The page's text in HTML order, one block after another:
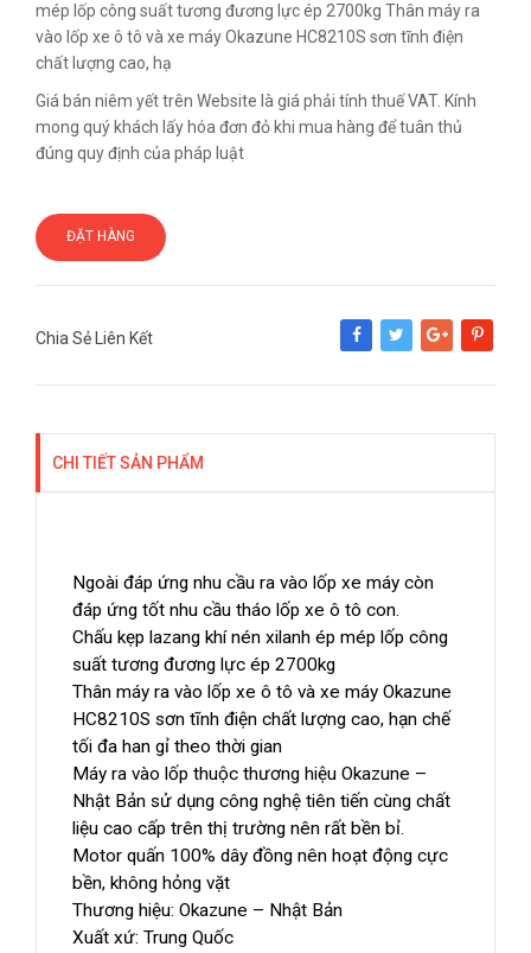
mép lốp công suất tương đương lực ép 2700kg Thân máy ra
vào lốp xe ô tô và xe máy Okazune HC8210S sơn tĩnh điện
chất lượng cao, hạ
Giá bán niêm yết trên Website là giá phải tính thuế VAT. Kính
mong quý khách lấy hóa đơn đỏ khi mua hàng để tuân thủ
đúng quy định của pháp luật
ĐẶT HÀNG
Chia Sẻ Liên Kết
Share Tweet Google+Pinterest
CHI TIẾT SẢN PHẨM
Ngoài đáp ứng nhu cầu ra vào lốp xe máy còn
đáp ứng tốt nhu cầu tháo lốp xe ô tô con.
Chấu kẹp lazang khí nén xilanh ép mép lốp công
suất tương đương lực ép 2700kg
Thân máy ra vào lốp xe ô tô và xe máy Okazune
HC8210S sơn tĩnh điện chất lượng cao, hạn chế
tối đa han gỉ theo thời gian
Máy ra vào lốp thuộc thương hiệu Okazune –
Nhật Bản sử dụng công nghệ tiên tiến cùng chất
liệu cao cấp trên thị trường nên rất bền bỉ.
Motor quấn 100% dây đồng nên hoạt động cực
bền, không hỏng vặt
Thương hiệu: Okazune – Nhật Bản
Xuất xứ: Trung Quốc